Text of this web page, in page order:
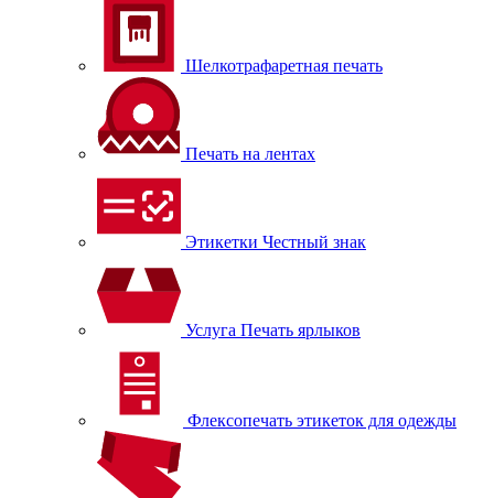
Шелкотрафаретная печать
Печать на лентах
Этикетки Честный знак
Услуга Печать ярлыков
Флексопечать этикеток для одежды